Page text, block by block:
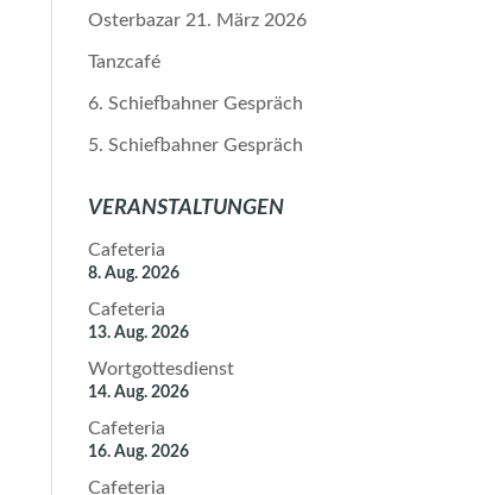
Osterbazar 21. März 2026
Tanzcafé
6. Schiefbahner Gespräch
5. Schiefbahner Gespräch
VERANSTALTUNGEN
Cafeteria
8. Aug. 2026
Cafeteria
13. Aug. 2026
Wortgottesdienst
14. Aug. 2026
Cafeteria
16. Aug. 2026
Cafeteria